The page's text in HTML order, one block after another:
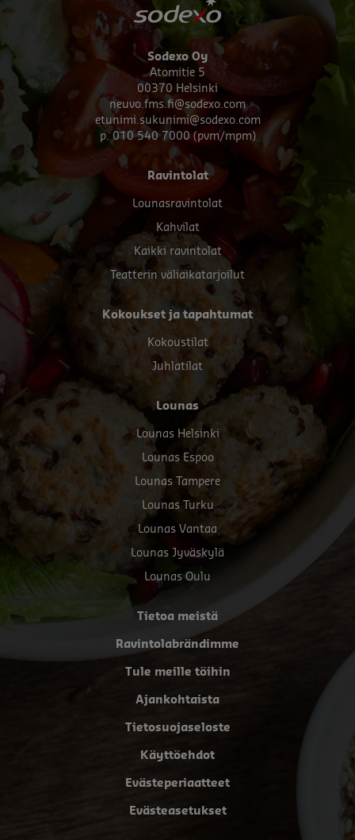
Sodexo Oy
Atomitie 5
00370 Helsinki
neuvo.fms.fi@sodexo.com
etunimi.sukunimi@sodexo.com
p. 010 540 7000 (pvm/mpm)
Footer
menu
Ravintolat
Lounasravintolat
Kahvilat
Kaikki ravintolat
Teatterin väliaikatarjoilut
Kokoukset ja tapahtumat
Kokoustilat
Juhlatilat
Lounas
Lounas Helsinki
Lounas Espoo
Lounas Tampere
Lounas Turku
Lounas Vantaa
Lounas Jyväskylä
Lounas Oulu
Tietoa meistä
Ravintolabrändimme
Tule meille töihin
Ajankohtaista
Tietosuojaseloste
Käyttöehdot
Evästeperiaatteet
Evästeasetukset